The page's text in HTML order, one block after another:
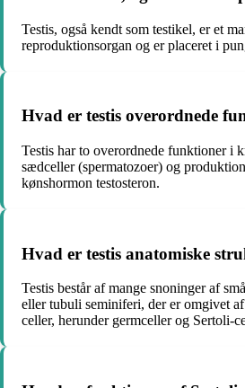
Testis, også kendt som testikel, er et
reproduktionsorgan og er placeret i
Hvad er testis overordnede
Testis har to overordnede funktioner i
sædceller (spermatozoer) og
kønshormon testosteron.
Hvad er testis anatomiske
Testis består af mange snoninger af
eller tubuli seminiferi, der er omgivet
celler, herunder germceller og Sertoli-